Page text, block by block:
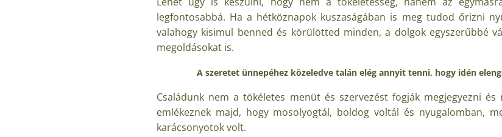
legfontosabbá. Ha a hétköznapok kuszaságában is meg tudod őrizni
valahogy kisimul benned és körülötted minden, a dolgok egyszerűbbé
megoldásokat is.
A szeretet ünnepéhez közeledve talán elég annyit tenni, hogy idén
Családunk nem a tökéletes menüt és szervezést fogják megjegyezni
emlékeznek majd, hogy mosolyogtál, boldog voltál és nyugalomban,
karácsonyotok volt.